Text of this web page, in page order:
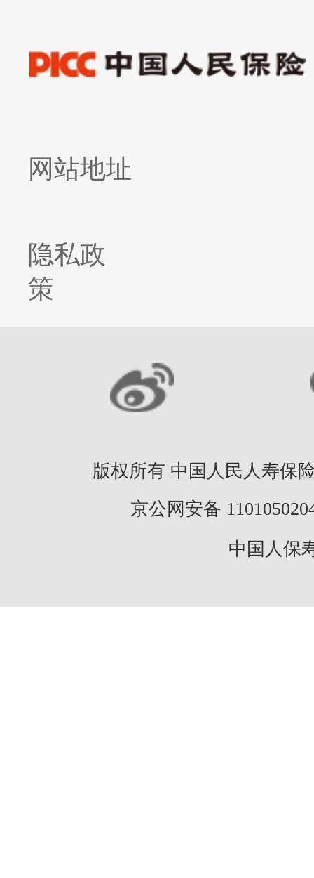
网站地址
隐私政
策
版权所有 中国人民人寿保
京公网安备
中国人保